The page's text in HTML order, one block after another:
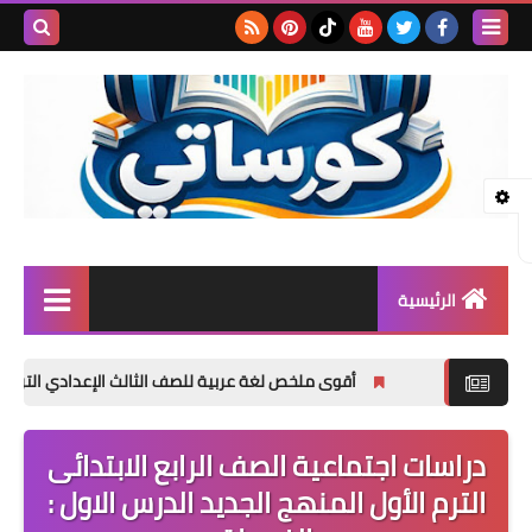
الرئيسية
المرحلة الثانوية
تأسيس حضانة
أقوى ملخص لغة عربية للصف الثالث الإعدادي الترم الأول 2027 PDF | شرح وتدريبات وامتحانات وإجابات
دراسات اجتماعية الصف الرابع الابتدائى
الترم الأول المنهج الجديد الدرس الاول :